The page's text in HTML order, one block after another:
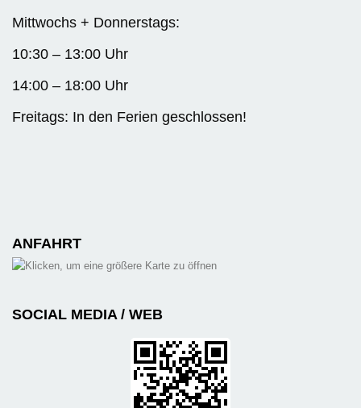
Mittwochs + Donnerstags:
10:30 – 13:00 Uhr
14:00 – 18:00 Uhr
Freitags: In den Ferien geschlossen!
ANFAHRT
SOCIAL MEDIA / WEB